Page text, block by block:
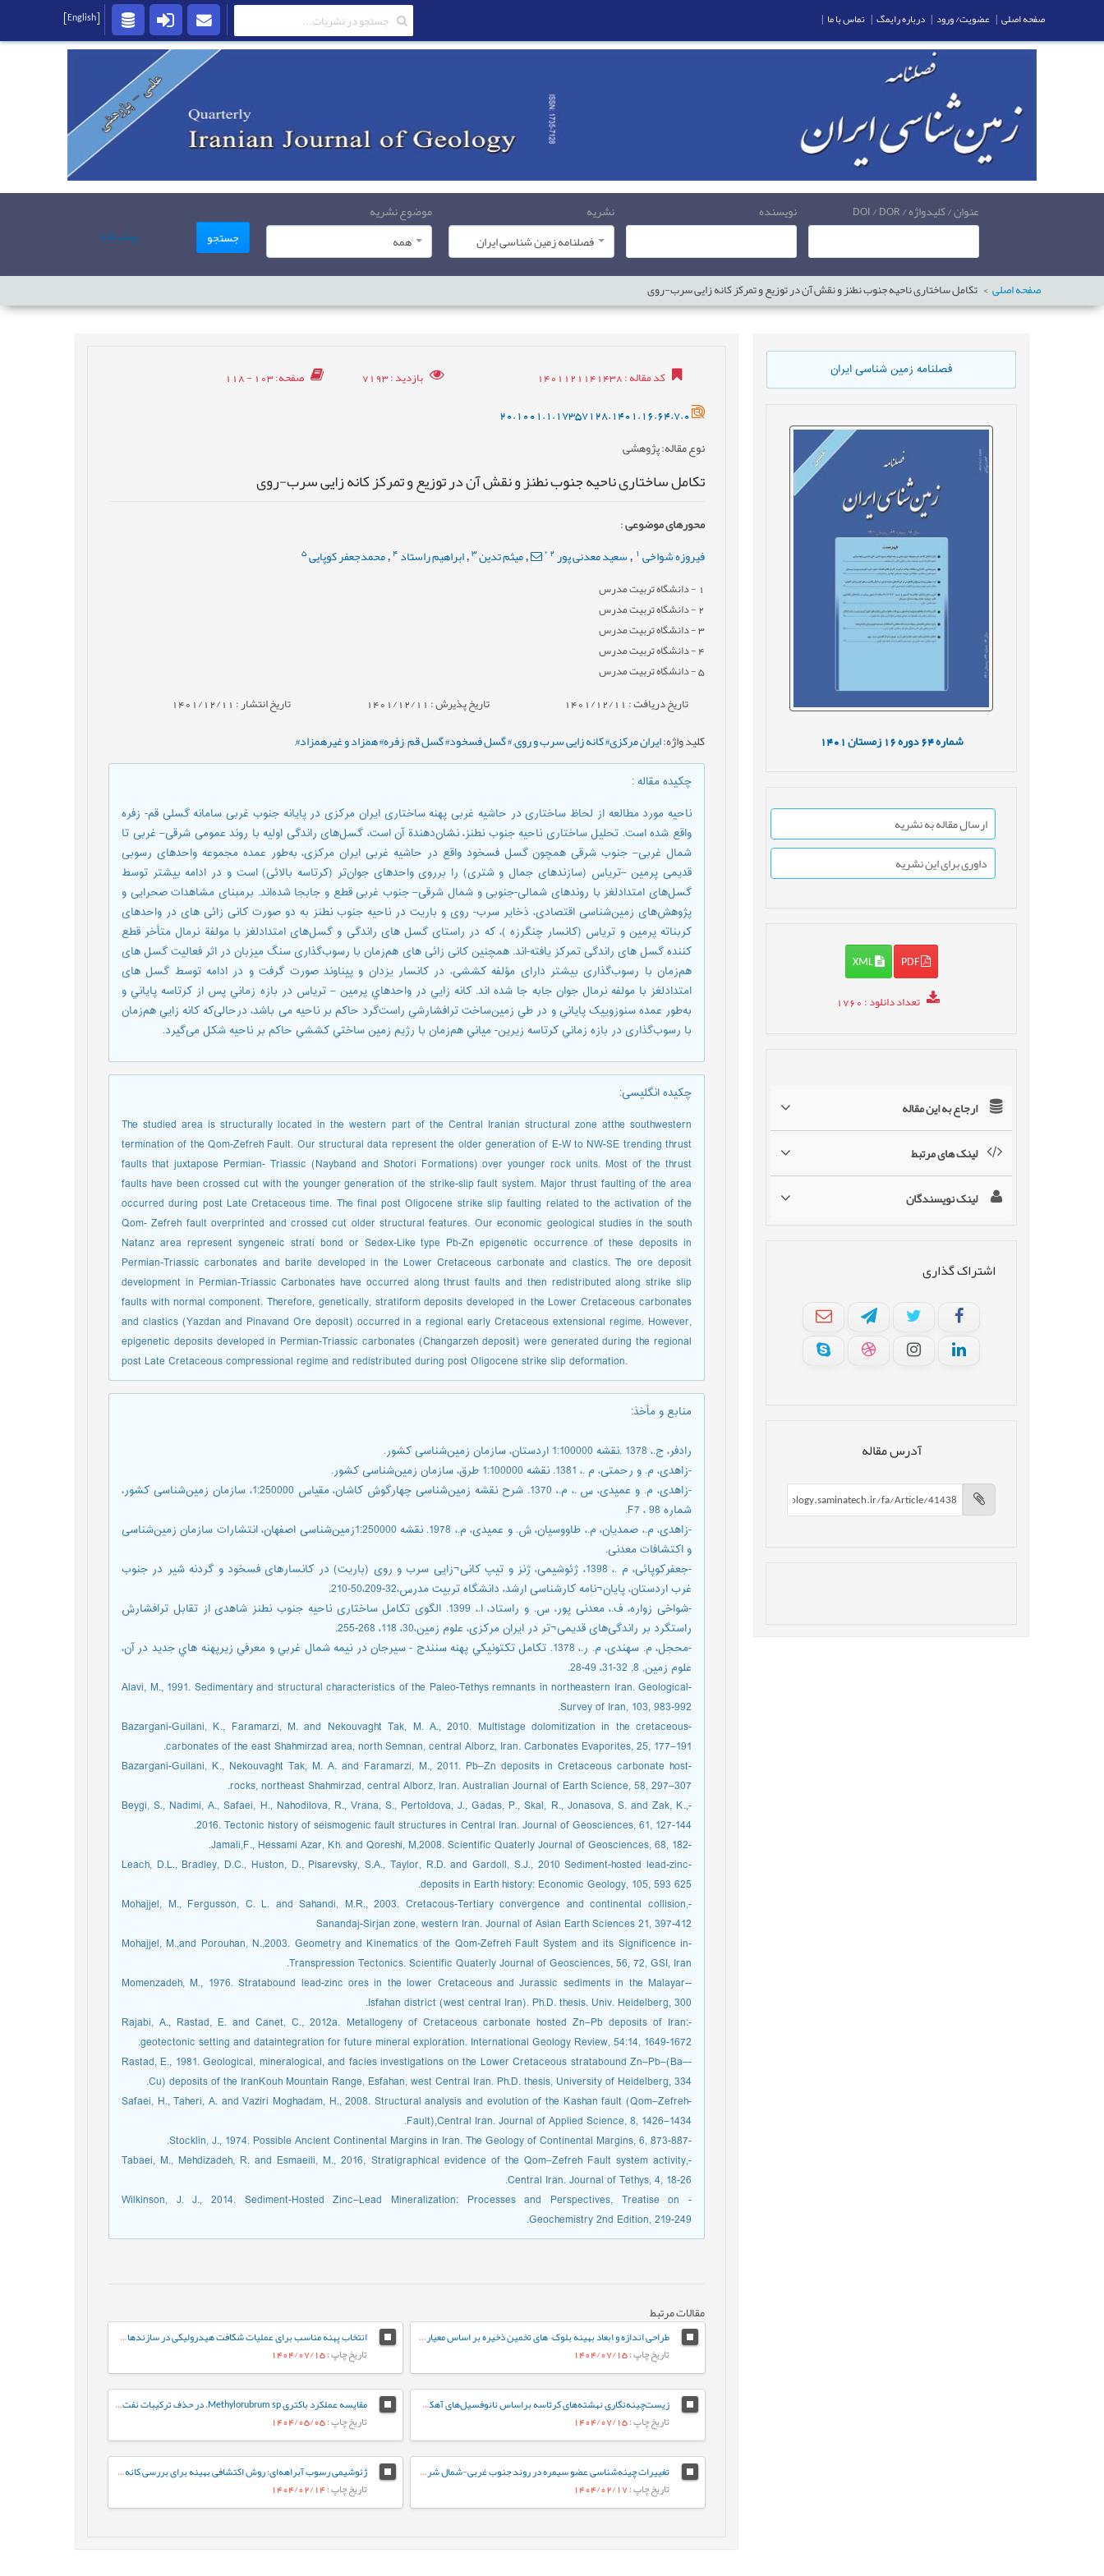
عنوان / کلیدواژه / DOI / DOR نویسنده
نشریه
فصلنامه زمین شناسی ایران
موضوع نشریه
همه
جستجو پیشرفته
صفحه اصلی تکامل ساختاری ناحیه جنوب نطنز و نقش آن در توزیع و تمرکز کانه زایی سرب-روی
فصلنامه زمین شناسی ایران
شماره64 دوره16 زمستان1401
ارسال مقاله به نشریه
داوری برای این نشریه
PDF
XML
تعداد دانلود: 1760
ارجاع به این مقاله
لینک های مرتبط
لینک نویسندگان
اشتراک گذاری
آدرس مقاله
کد مقاله: 1401121141438 بازدید: 7193 صفحه: 103 - 118
20.1001.1.17357128.1401.16.64.7.0
نوع مقاله: پژوهشی
تکامل ساختاری ناحیه جنوب نطنز و نقش آن در توزیع و تمرکز کانه زایی سرب-روی
محورهای موضوعی:
فیروزه شواخی 1
,سعید معدنی پور2
*
,میثم تدین3
,ابراهیم راستاد4
,محمدجعفر کوپایی5
1 - دانشگاه تربیت مدرس
2- دانشگاه تربیت مدرس
3- دانشگاه تربیت مدرس
4- دانشگاه تربیت مدرس
5- دانشگاه تربیت مدرس
تاریخ دریافت : 1401/12/11 تاریخ پذیرش : 1401/12/11 تاریخ انتشار : 1401/12/11
کلید واژه:ایران مرکزی# کانه زایی سرب و روی,# گسل فسخود# گسل قم –زفره# همزاد و غيرهمزاد#,
چکیده مقاله:
ناحیه مورد مطالعه از لحاظ ساختاری در حاشیه غربی پهنه ساختاری ایران مرکزی در پایانه جنوب غربی سامانه گسلی قم- زفره
واقع شده است. تحلیل ساختاری ناحیه جنوب نطنز، نشان‌دهندة آن است، گسل‌های راندگی اولیه با روند عمومی شرقی– غربی تا
شمال غربی– جنوب شرقی همچون گسل فسخود واقع در حاشیه غربی ایران مرکزی، به‌طور عمده مجموعه واحدهای رسوبی
قدیمی پرمین –تریاس (سازندهای جمال و شتری) را برروی واحدهای جوان‌تر (کرتاسه بالائی) است و در ادامه بیشتر توسط
گسل‌های امتدادلغز با روندهای شمالی-جنوبی و شمال شرقی– جنوب غربی قطع و جابجا شده‌اند. برمبنای مشاهدات صحرایی و
پژوهش‌های زمین‌شناسی اقتصادی، ذخایر سرب- روی و باریت در ناحیه جنوب نطنز به دو صورت کانی زائی های در واحدهای
کربناته پرمین و تریاس (کانسار چنگرزه )، که در راستای گسل های راندگی و گسل‌های امتدادلغز با مولفة نرمال متأخر قطع
کننده گسل های راندگی تمرکز یافته-اند. همچنین کانی زائی های هم‌زمان با رسوب‌گذاری سنگ میزبان در اثر فعالیت گسل های
هم‌زمان با رسوب‌گذاری بیشتر دارای مؤلفه کششی، در کانسار یزدان و پیناوند صورت گرفت و در ادامه توسط گسل های
امتدادلغز با مولفه نرمال جوان جابه جا شده اند. کانه زايي در واحدهاي پرمين – ترياس در بازه زماني پس از کرتاسه پاياني و
به‌طور عمده سنوزوييک پاياني و در طي زمین‌ساخت ترافشارشي راست‌گرد حاکم بر ناحیه می باشد، درحالی‌که کانه زايي هم‌زمان
با رسوب‌گذاری در بازه زماني کرتاسه زيرين- مياني هم‌زمان با رژيم زمين ساختي کششي حاکم بر ناحیه شکل می‌گیرد.
چکیده انگلیسی:
The studied area is structurally located in the western part of the Central Iranian structural zone atthe southwestern
termination of the Qom-Zefreh Fault. Our structural data represent the older generation of E-W to NW-SE trending thrust
faults that juxtapose Permian- Triassic (Nayband and Shotori Formations) over younger rock units. Most of the thrust
faults have been crossed cut with the younger generation of the strike-slip fault system. Major thrust faulting of the area
occurred during post Late Cretaceous time. The final post Oligocene strike slip faulting related to the activation of the
Qom- Zefreh fault overprinted and crossed cut older structural features. Our economic geological studies in the south
Natanz area represent syngeneic strati bond or Sedex-Like type Pb-Zn epigenetic occurrence of these deposits in
Permian-Triassic carbonates and barite developed in the Lower Cretaceous carbonate and clastics. The ore deposit
development in Permian-Triassic Carbonates have occurred along thrust faults and then redistributed along strike slip
faults with normal component. Therefore, genetically, stratiform deposits developed in the Lower Cretaceous carbonates
and clastics (Yazdan and Pinavand Ore deposit) occurred in a regional early Cretaceous extensional regime. However,
epigenetic deposits developed in Permian-Triassic carbonates (Changarzeh deposit) were generated during the regional
post Late Cretaceous compressional regime and redistributed during post Oligocene strike slip deformation.
منابع و مأخذ:
رادفر، ج.، 1378 .نقشه 1:100000 اردستان، سازمان زمین‌شناسی کشور.
-زاهدی، م. و رحمتی، م .، 1381. نقشه 1:100000 طرق، سازمان زمین‌شناسی کشور.
-زاهدی، م. و عمیدی، س .، م.، 1370. شرح نقشه زمین‌شناسی چهارگوش کاشان، مقیاس 1:250000، سازمان زمین‌شناسی کشور،
شماره F7 ، 98.
-زاهدی، م.، صمدیان، م.، طاووسیان، ش. و عمیدی، م.، 1978. نقشه 1:250000زمین‌شناسی اصفهان، انتشارات سازمان زمین‌شناسی
و اکتشافات معدنی.
-جعفرکوپائی، م .، 1398، ژئوشیمی، ژنز و تیپ کانی¬زایی سرب و روی (باریت) در کانسارهای فسخود و گردنه شیر در جنوب
غرب اردستان، پایان¬نامه کارشناسی ارشد، دانشگاه تربیت مدرس،32-50،209-210.
-شواخی زواره، ف.، معدنی پور، س. و راستاد، ا.، 1399. الگوی تکامل ساختاری ناحیه جنوب نطنز شاهدی از تقابل ترافشارش
راستگرد بر راندگی‌های قدیمی¬تر در ایران مرکزی، علوم زمین،30، 118، 268-255.
-محجل، م. سهندی، م. ر.، 1378. تكامل تكتونيكي پهنه سنندج - سيرجان در نيمه شمال غربي و معرفي زيرپهنه هاي جديد در آن،
علوم زمين, 8, 32-31، 49-28.
-Alavi, M., 1991. Sedimentary and structural characteristics of the Paleo-Tethys remnants in northeastern Iran. Geological
Survey of Iran, 103, 983-992.
-Bazargani-Guilani, K., Faramarzi, M. and Nekouvaght Tak, M. A., 2010. Multistage dolomitization in the cretaceous
carbonates of the east Shahmirzad area, north Semnan, central Alborz, Iran. Carbonates Evaporites, 25, 177–191.
-Bazargani-Guilani, K., Nekouvaght Tak, M. A. and Faramarzi, M., 2011. Pb–Zn deposits in Cretaceous carbonate host
rocks, northeast Shahmirzad, central Alborz, Iran. Australian Journal of Earth Science, 58, 297–307.
-Beygi, S., Nadimi, A., Safaei, H., Nahodilova, R., Vrana, S., Pertoldova, J., Gadas, P., Skal, R., Jonasova, S. and Zak, K.,
2016. Tectonic history of seismogenic fault structures in Central Iran. Journal of Geosciences, 61, 127-144.
-Jamali,F., Hessami Azar, Kh. and Qoreshi, M,2008. Scientific Quaterly Journal of Geosciences, 68, 182.
-Leach, D.L., Bradley, D.C., Huston, D., Pisarevsky, S.A., Taylor, R.D. and Gardoll, S.J., 2010 Sediment-hosted lead-zinc
deposits in Earth history: Economic Geology, 105, 593 625.
-Mohajjel, M., Fergusson, C. L. and Sahandi, M.R., 2003. Cretacous-Tertiary convergence and continental collision,
Sanandaj-Sirjan zone, western Iran. Journal of Asian Earth Sciences 21, 397-412
-Mohajjel, M.,and Porouhan, N.,2003. Geometry and Kinematics of the Qom-Zefreh Fault System and its Significence in
Transpression Tectonics. Scientific Quaterly Journal of Geosciences, 56, 72, GSI, Iran.
-Momenzadeh, M., 1976. Stratabound lead-zinc ores in the lower Cretaceous and Jurassic sediments in the Malayar-
Isfahan district (west central Iran). Ph.D. thesis. Univ. Heidelberg, 300.
-Rajabi, A., Rastad, E. and Canet, C., 2012a. Metallogeny of Cretaceous carbonate hosted Zn–Pb deposits of Iran:
geotectonic setting and dataintegration for future mineral exploration. International Geology Review, 54:14, 1649-1672.
-Rastad, E., 1981. Geological, mineralogical, and facies investigations on the Lower Cretaceous stratabound Zn–Pb–(Ba–
Cu) deposits of the IranKouh Mountain Range, Esfahan, west Central Iran. Ph.D. thesis, University of Heidelberg, 334.
-Safaei, H., Taheri, A. and Vaziri Moghadam, H., 2008. Structural analysis and evolution of the Kashan fault (Qom–Zefreh
Fault),Central Iran. Journal of Applied Science, 8, 1426–1434.
-Stocklin, J., 1974. Possible Ancient Continental Margins in Iran. The Geology of Continental Margins, 6, 873-887.
-Tabaei, M., Mehdizadeh, R. and Esmaeili, M., 2016, Stratigraphical evidence of the Qom–Zefreh Fault system activity,
Central Iran. Journal of Tethys, 4, 18-26.
- Wilkinson, J. J., 2014. Sediment-Hosted Zinc–Lead Mineralization: Processes and Perspectives, Treatise on
Geochemistry 2nd Edition, 219-249.
مقالات مرتبط
طراحی اندازه و ابعاد بهینه بلوک¬های تخمین ذخیره بر اساس معیارهای مختلف (مورد مطالعه: کانسار طلای زرزیمای موچش)
تاریخ چاپ: 1404/07/15
انتخاب پهنه مناسب برای عملیات شکافت هیدرولیکی در سازندهای ایلام و سروک در یکی از چاه-های نفتی میادین جنوب غربی ایران
تاریخ چاپ: 1404/07/15
زیست‌چینه‌نگاری نهشته‌های کرتاسه براساس نانوفسیل‌های آهکی در برش کوهبنان (شمال غرب کرمان، حوضه رسوبی ایران مرکزی)
تاریخ چاپ: 1404/07/15
مقایسه عملکرد باکتری Methylorubrum sp. در حذف ترکیبات نفت خام به‌صورت آزاد و تثبیت‌شده: رویکردی بر پایه فعالیت آنزیم‌های کلیدی
تاریخ چاپ: 1404/05/05
تغییرات چینه‌شناسی عضو سیمره در روند جنوب غربی-شمال شرقی زیرزون ساختاری لرستان، حوضه زاگرس
تاریخ چاپ: 1404/02/17
ژئوشیمی رسوب آبراهه‌ای: روش اکتشافی بهینه برای بررسی کانه‌زایی مس در گستره چاه رستم، جنوب بیرجند
تاریخ چاپ: 1404/02/14
صفحه اصلی | عضویت/ ورود | درباره رایمگ | تماس با ما |
[English]